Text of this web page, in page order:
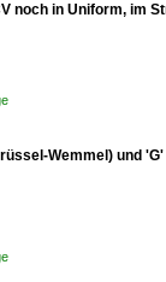
noch in Uniform, im
Wemmel) und